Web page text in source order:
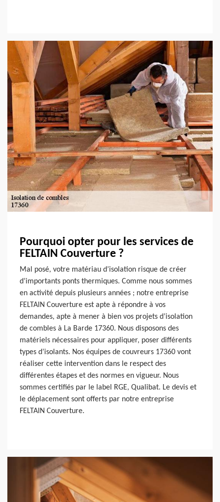
Pourquoi opter pour les services de
FELTAIN Couverture ?
Mal posé, votre matériau d’isolation risque de créer
d’importants ponts thermiques. Comme nous sommes
en activité depuis plusieurs années ; notre entreprise
FELTAIN Couverture est apte à répondre à vos
demandes, apte à mener à bien vos projets d’isolation
de combles à La Barde 17360. Nous disposons des
matériels nécessaires pour appliquer, poser différents
types d’isolants. Nos équipes de couvreurs 17360 vont
réaliser cette intervention dans le respect des
différentes étapes et des normes en vigueur. Nous
sommes certifiés par le label RGE, Qualibat. Le devis et
le déplacement sont offerts par notre entreprise
FELTAIN Couverture.